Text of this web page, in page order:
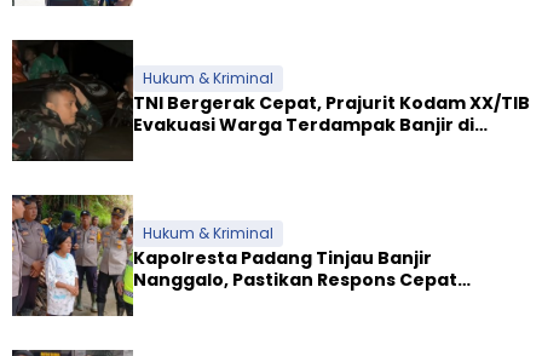
Hukum & Kriminal
TNI Bergerak Cepat, Prajurit Kodam XX/TIB
Evakuasi Warga Terdampak Banjir di
Hukum & Kriminal
Kapolresta Padang Tinjau Banjir
Nanggalo, Pastikan Respons Cepat